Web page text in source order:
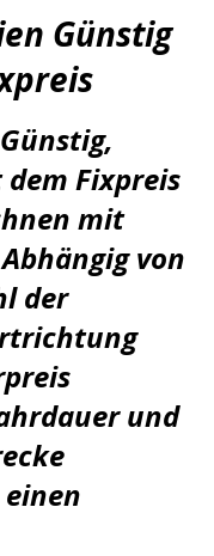
Günstig
Fixpreis
mit
von
der
und